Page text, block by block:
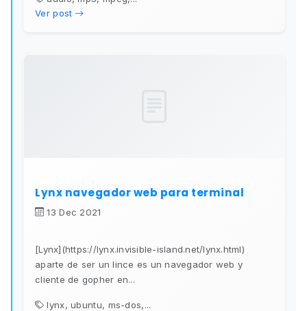
Ver post
Lynx navegador web para terminal
13 Dec 2021
[Lynx](https://lynx.invisible-island.net/lynx.html)
aparte de ser un lince es un navegador web y
cliente de gopher en...
lynx, ubuntu, ms-dos,...